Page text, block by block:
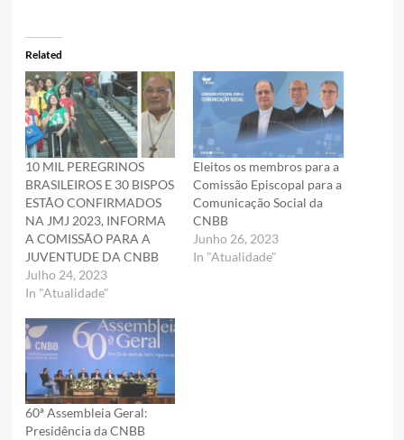
Related
10 MIL PEREGRINOS
BRASILEIROS E 30 BISPOS
ESTÃO CONFIRMADOS
NA JMJ 2023, INFORMA
A COMISSÃO PARA A
JUVENTUDE DA CNBB
Julho 24, 2023
In "Atualidade"
Eleitos os membros para a
Comissão Episcopal para a
Comunicação Social da
CNBB
Junho 26, 2023
In "Atualidade"
60ª Assembleia Geral:
Presidência da CNBB